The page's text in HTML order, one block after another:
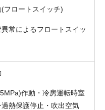
フロートスイッチ)
常によるフロートスイッ
作動・冷房運転時室
熱保護停止・吹出空気